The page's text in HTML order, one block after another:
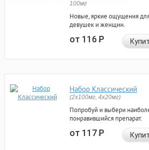
100мг
Новые, яркие ощущения
девушек и женщин.
от 116Р
Набор Классический
(2x100мг, 4x20мг)
Попробуй и выбери
понравившийся препарат.
от 117Р